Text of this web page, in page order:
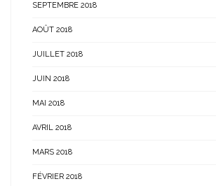
SEPTEMBRE 2018
AOÛT 2018
JUILLET 2018
JUIN 2018
MAI 2018
AVRIL 2018
MARS 2018
FÉVRIER 2018